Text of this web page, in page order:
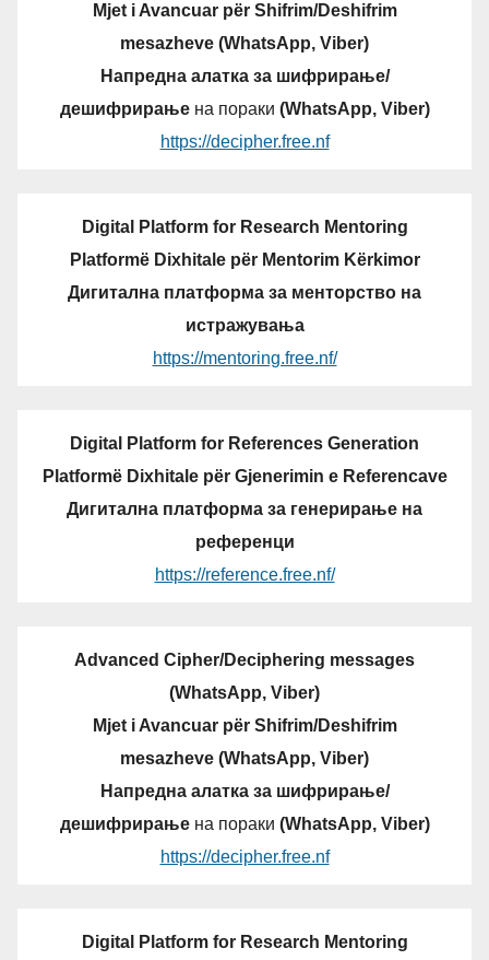
Mjet i Avancuar për Shifrim/Deshifrim
mesazheve (WhatsApp, Viber)
Напредна алатка за шифрирање/
дешифрирањена пораки (WhatsApp, Viber)
https://decipher.free.nf
Digital Platform for Research Mentoring
Platformë Dixhitale për Mentorim Kërkimor
Дигитална платформа за менторство на
истражувања
https://mentoring.free.nf/
Digital Platform for References Generation
Platformë Dixhitale për Gjenerimin e Referencave
Дигитална платформа за генерирање на
референци
https://reference.free.nf/
Advanced Cipher/Deciphering messages
(WhatsApp, Viber)
Mjet i Avancuar për Shifrim/Deshifrim
mesazheve (WhatsApp, Viber)
Напредна алатка за шифрирање/
дешифрирањена пораки (WhatsApp, Viber)
https://decipher.free.nf
Digital Platform for Research Mentoring